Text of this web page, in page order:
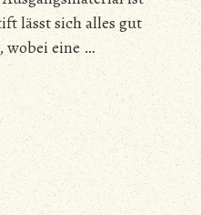
lässt sich alles gut
wobei eine …